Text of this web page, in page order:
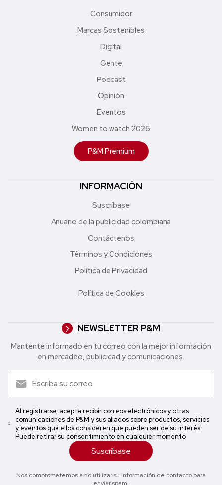
Consumidor
Marcas Sostenibles
Digital
Gente
Podcast
Opinión
Eventos
Women to watch 2026
P&M Premium
INFORMACIÓN
Suscríbase
Anuario de la publicidad colombiana
Contáctenos
Términos y Condiciones
Política de Privacidad
Política de Cookies
NEWSLETTER P&M
Mantente informado en tu correo con la mejor in formación
en mercadeo, publicidad y comunicaciones.
Al registrarse, acepta recibir correos electrónicos y otras
comunicaciones de P&M y sus aliados sobre productos, servicios
y eventos que ellos consideren que pueden ser de su interés.
Puede retirar su consentimiento en cualquier momento
Suscríbase
Nos comprometemos a no utilizar su información de contacto para
enviar spam.